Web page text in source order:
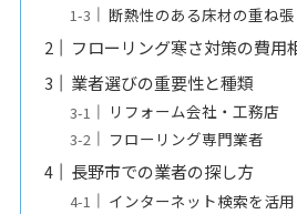
断熱性のある床材の重ね張
フローリング寒さ対策の費用
業者選びの重要性と種類
リフォーム会社・工務店
フローリング専門業者
長野市での業者の探し方
インターネット検索を活用